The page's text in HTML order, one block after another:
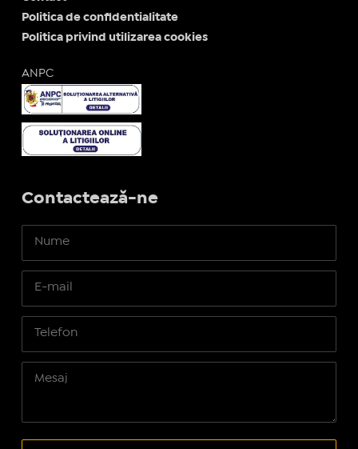
Politica de confidentialitate
Politica privind utilizarea cookies
ANPC
Contactează-ne